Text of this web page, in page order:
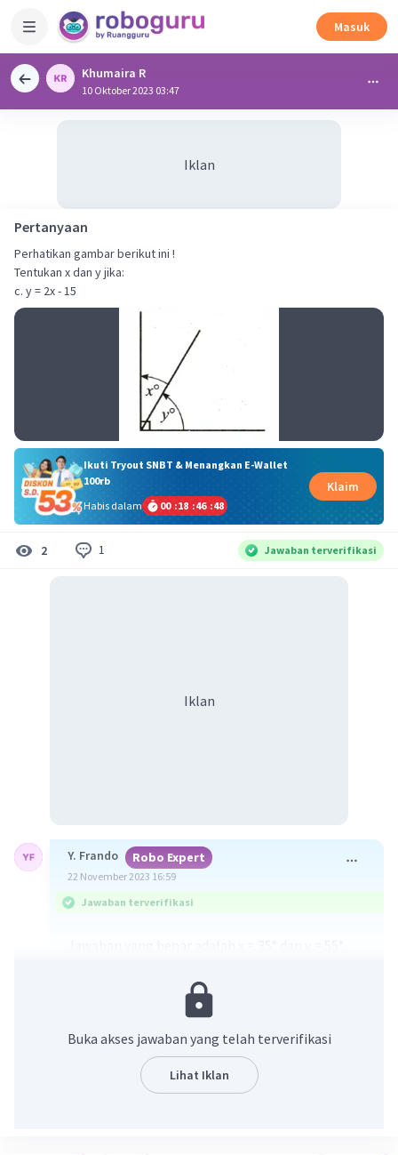
Masuk
Khumaira R
10 Oktober 2023 03:47
Iklan
Pertanyaan
Perhatikan gambar berikut ini !
Tentukan x dan y jika:
c. y = 2x - 15
Ikuti Tryout SNBT & Menangkan E-Wallet
100rb
Habis dalam
00 :18 :46 :47
Klaim
2 1 Jawaban terverifikasi
Iklan
Y. Frando Robo Expert
22 November 2023 16:59
Jawaban terverifikasi
Gambar sudut siku-siku dimana terdapat x° dan
y° di dalamnya
Buka akses jawaban yang telah terverifikasi
Lihat Iklan